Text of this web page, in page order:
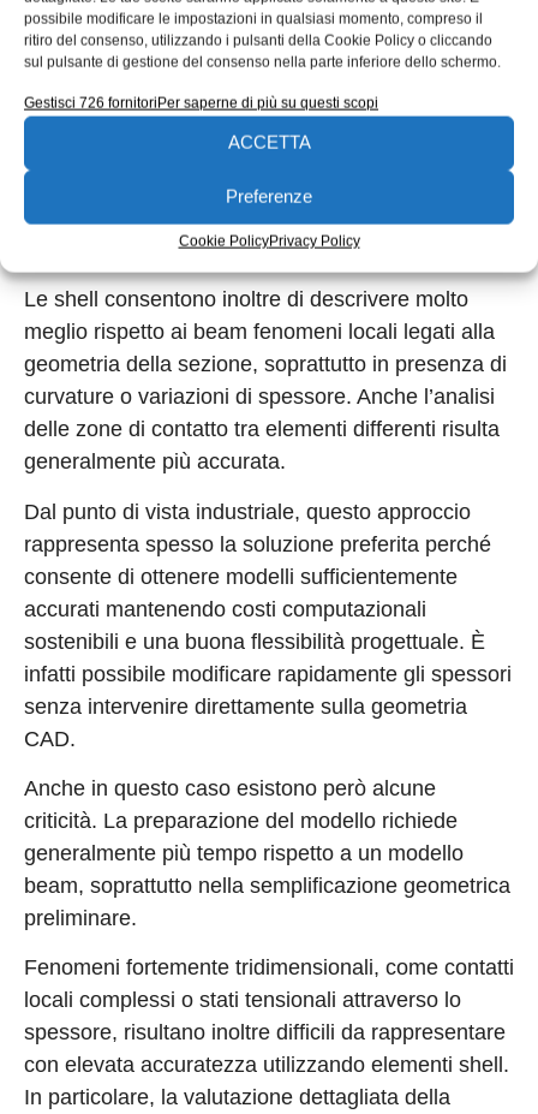
possibile modificare le impostazioni in qualsiasi momento, compreso il
ritiro del consenso, utilizzando i pulsanti della Cookie Policy o cliccando
sul pulsante di gestione del consenso nella parte inferiore dello schermo.
Gestisci 726 fornitoriPer saperne di più su questi scopi
ACCETTA
Preferenze
Cookie PolicyPrivacy Policy
Uno dei principali vantaggi degli elementi shell
riguarda la capacità di rappresentare distribuzioni
però modelli ancora leggeri dal punto di vista
computazionale. Una struttura modellata con shell
richiede generalmente un numero di elementi
enormemente inferiore rispetto a un equivalente
modello tridimensionale.
Le shell consentono inoltre di descrivere molto
meglio rispetto ai beam fenomeni locali legati alla
geometria della sezione, soprattutto in presenza di
curvature o variazioni di spessore. Anche l’analisi
delle zone di contatto tra elementi differenti risulta
generalmente più accurata.
Dal punto di vista industriale, questo approccio
rappresenta spesso la soluzione preferita perché
consente di ottenere modelli sufficientemente
accurati mantenendo costi computazionali
sostenibili e una buona flessibilità progettuale. È
infatti possibile modificare rapidamente gli spessori
senza intervenire direttamente sulla geometria
CAD.
Anche in questo caso esistono però alcune
criticità. La preparazione del modello richiede
generalmente più tempo rispetto a un modello
beam, soprattutto nella semplificazione geometrica
preliminare.
Fenomeni fortemente tridimensionali, come contatti
locali complessi o stati tensionali attraverso lo
spessore, risultano inoltre difficili da rappresentare
con elevata accuratezza utilizzando elementi shell.
In particolare, la valutazione dettagliata della